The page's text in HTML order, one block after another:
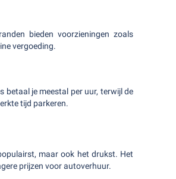
bieden voorzieningen zoals
vergoeding.
betaal je meestal per uur, terwijl de
tijd parkeren.
maar ook het drukst. Het
prijzen voor autoverhuur.